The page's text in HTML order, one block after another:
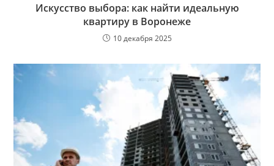
Искусство выбора: как найти идеальную
квартиру в Воронеже
10 декабря 2025